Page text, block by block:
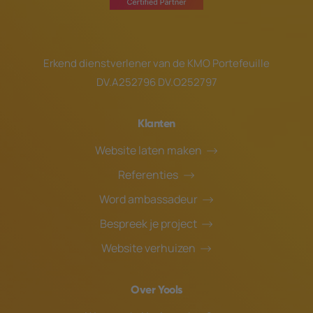
Erkend dienstverlener van de KMO Portefeuille
DV.A252796 DV.O252797
Klanten
Website laten maken
Referenties
Word ambassadeur
Bespreek je project
Website verhuizen
Over Yools